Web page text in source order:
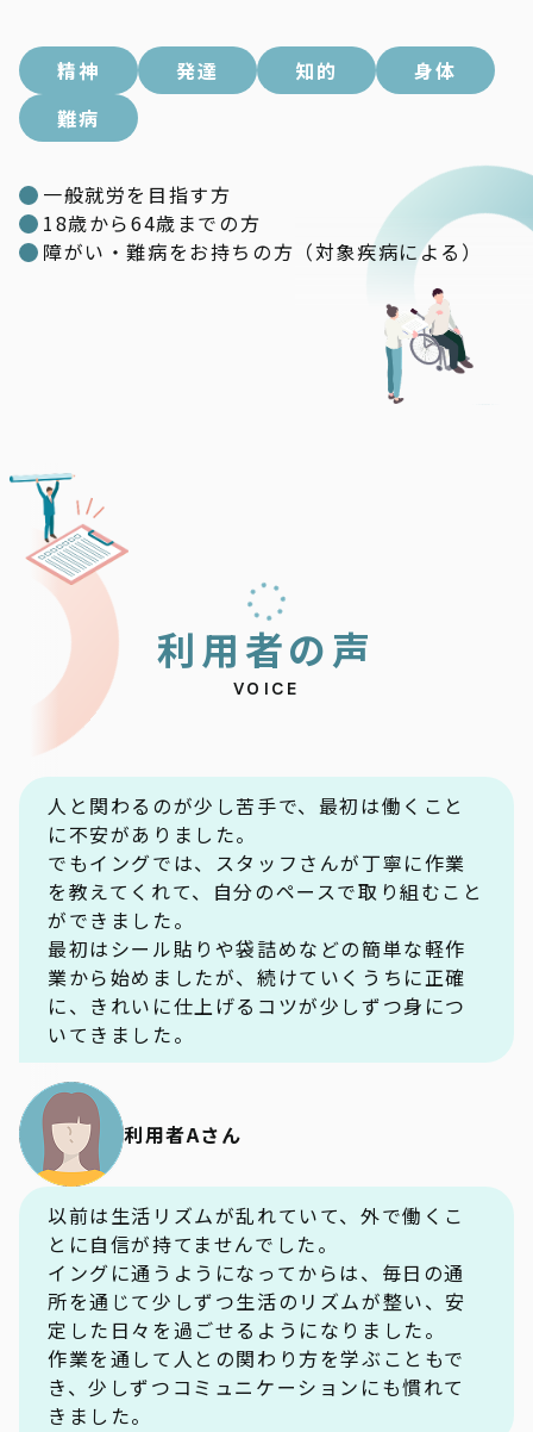
精神 発達 知的
身体
難病
一般就労を目指す方
18歳から64歳までの方
障がい・難病をお持ちの方（対象疾病による）
利用者の声
VOICE
人と関わるのが少し苦手で、最初は働くこと
に不安がありました。
でもイングでは、スタッフさんが丁寧に作業
を教えてくれて、自分のペースで取り組むこと
ができました。
最初はシール貼りや袋詰めなどの簡単な軽作
業から始めましたが、続けていくうちに正確
に、きれいに仕上げるコツが少しずつ身につ
いてきました。
利用者Aさん
以前は生活リズムが乱れていて、外で働くこ
とに自信が持てませんでした。
イングに通うようになってからは、毎日の通
所を通じて少しずつ生活のリズムが整い、安
定した日々を過ごせるようになりました。
作業を通して人との関わり方を学ぶこともで
き、少しずつコミュニケーションにも慣れて
きました。